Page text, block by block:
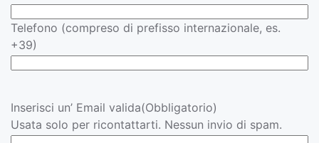
Telefono (compreso di prefisso internazionale, es.
+39)
Inserisci un’ Email valida(Obbligatorio)
Usata solo per ricontattarti. Nessun invio di spam.